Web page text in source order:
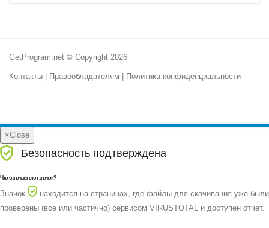
GetProgram.net © Copyright 2026
Контакты | Правообладателям | Политика конфиденциальности
×Close
Безопасность подтверждена
Что означает этот значок?
Значок
находится на страницах, где файлы для скачивания уже были
проверены (все или частично) сервисом VIRUSTOTAL и доступен отчет.